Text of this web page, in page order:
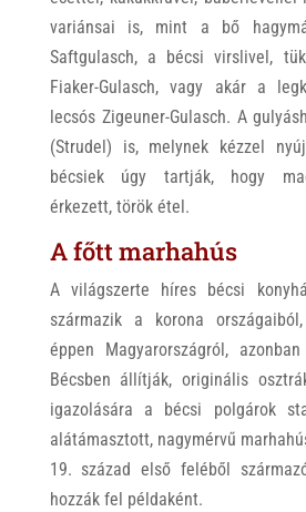
variánsai is, mint a bő
Saftgulasch, a bécsi virslivel,
Fiaker-Gulasch, vagy akár a
lecsós Zigeuner-Gulasch. A
(Strudel) is, melynek kézzel
bécsiek úgy tartják, hogy
érkezett, török étel.
A főtt marhahús
A világszerte híres bécsi
származik a korona
éppen Magyarországról,
Bécsben állítják, originális
igazolására a bécsi polgárok
alátámasztott, nagymérvű
19. század első feléből
hozzák fel példaként.